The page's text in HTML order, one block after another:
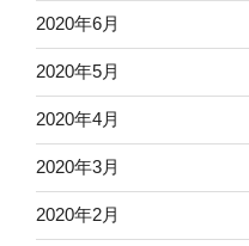
2020年6月
2020年5月
2020年4月
2020年3月
2020年2月